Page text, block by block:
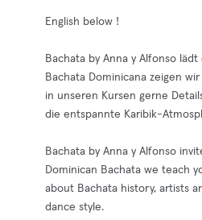
English below !
Bachata by Anna y Alfonso
Bachata Dominicana zeigen
in unseren Kursen gerne
die entspannte Karibik-
Bachata by Anna y Alfonso
Dominican Bachata we teach
about Bachata history, artists
dance style.